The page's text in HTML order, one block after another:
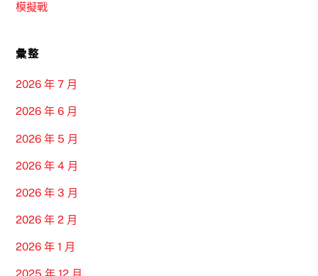
模擬戰
彙整
2026 年 7 月
2026 年 6 月
2026 年 5 月
2026 年 4 月
2026 年 3 月
2026 年 2 月
2026 年 1 月